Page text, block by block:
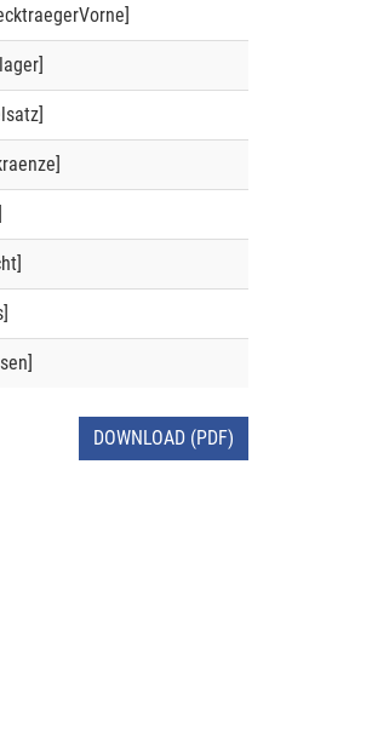
DOWNLOAD (PDF)